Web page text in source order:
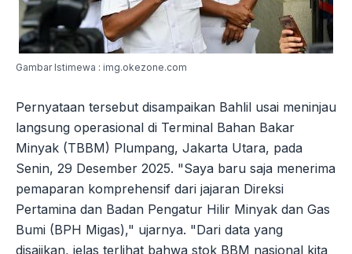
Gambar Istimewa : img.okezone.com
Pernyataan tersebut disampaikan Bahlil usai meninjau
langsung operasional di Terminal Bahan Bakar
Minyak (TBBM) Plumpang, Jakarta Utara, pada
Senin, 29 Desember 2025. "Saya baru saja menerima
pemaparan komprehensif dari jajaran Direksi
Pertamina dan Badan Pengatur Hilir Minyak dan Gas
Bumi (BPH Migas)," ujarnya. "Dari data yang
disajikan, jelas terlihat bahwa stok BBM nasional kita